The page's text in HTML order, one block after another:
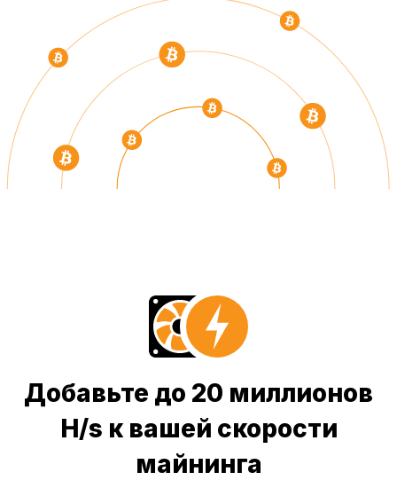
Добавьте до 20 миллионов
H/s к вашей скорости
майнинга